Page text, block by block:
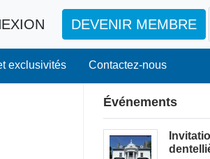
DEVENIR MEMBRE
exclusivités Contactez-nous
Événements